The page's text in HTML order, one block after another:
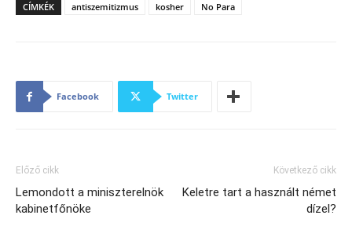
CÍMKÉK antiszemitizmus kosher No Para
Facebook Twitter
Előző cikk
Lemondott a miniszterelnök
kabinetfőnöke
Következő cikk
Keletre tart a használt német
dízel?